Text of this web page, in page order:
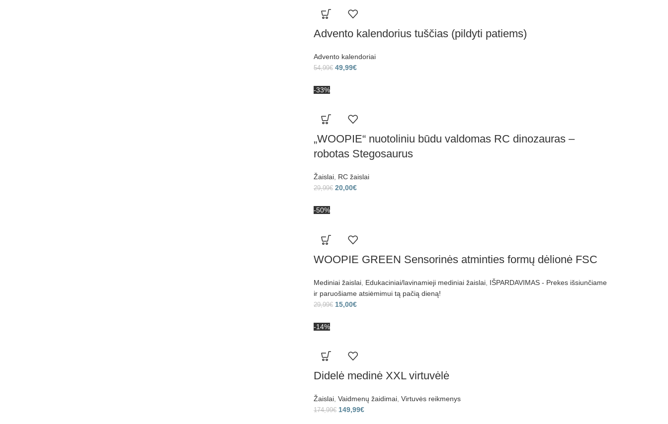
Advento kalendorius tuščias (pildyti patiems)
Advento kalendoriai
54,99€ 49,99€
-33%
„WOOPIE“ nuotoliniu būdu valdomas RC dinozauras –
robotas Stegosaurus
Žaislai RC žaislai
29,99€ 20,00€
-50%
WOOPIE GREEN Sensorinės atminties formų dėlionė FSC
Mediniai žaislai Edukaciniai/lavinamieji mediniai žaislai IŠPARDAVIMAS - Prekes išsiunčiame
ir paruošiame atsiėmimui tą pačią dieną!
29,99€ 15,00€
-14%
Didelė medinė XXL virtuvėlė
Žaislai, Vaidmenų žaidimai, Virtuvės reikmenys
174,99€ 149,99€